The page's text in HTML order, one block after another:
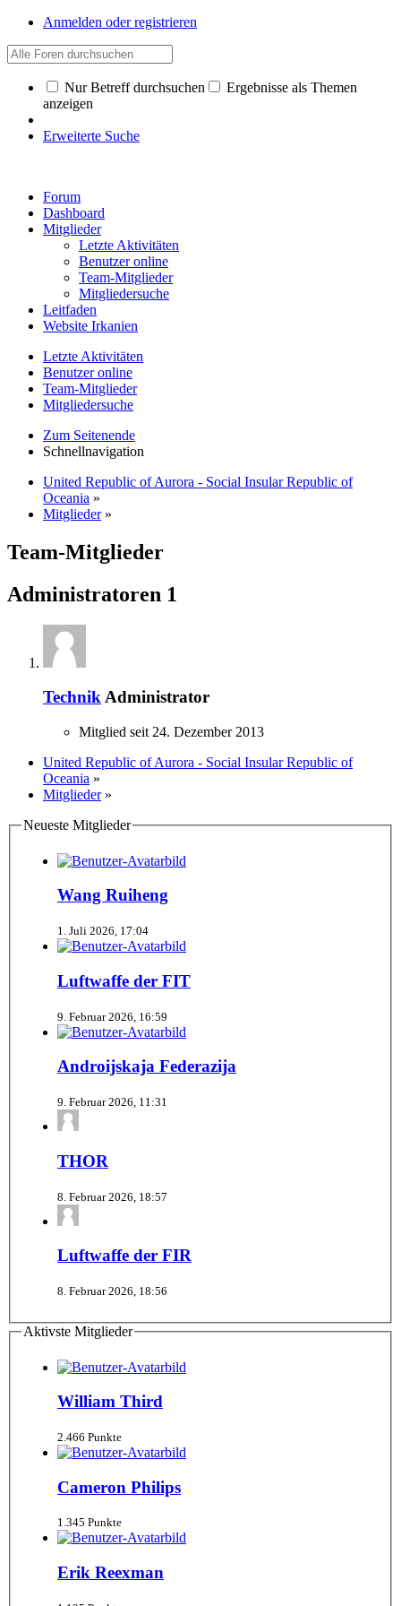
Anmelden oder registrieren
Nur Betreff durchsuchen
Ergebnisse als Themen
anzeigen
Erweiterte Suche
Forum
Dashboard
Mitglieder
Letzte Aktivitäten
Benutzer online
Team-Mitglieder
Mitgliedersuche
Leitfaden
Website Irkanien
Letzte Aktivitäten
Benutzer online
Team-Mitglieder
Mitgliedersuche
Zum Seitenende
Schnellnavigation
United Republic of Aurora - Social Insular Republic of
Oceania »
Mitglieder »
Team-Mitglieder
Administratoren 1
TechnikAdministrator
Mitglied seit 24. Dezember 2013
United Republic of Aurora - Social Insular Republic of
Oceania »
Mitglieder »
Neueste Mitglieder
Wang Ruiheng
1. Juli 2026, 17:04
Luftwaffe der FIT
9. Februar 2026, 16:59
Androijskaja Federazija
9. Februar 2026, 11:31
THOR
8. Februar 2026, 18:57
Luftwaffe der FIR
8. Februar 2026, 18:56
Aktivste Mitglieder
William Third
2.466 Punkte
Cameron Philips
1.345 Punkte
Erik Reexman